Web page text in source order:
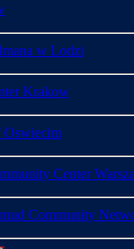
w Lodzi
Krakow
Oswiecim
Center
Community